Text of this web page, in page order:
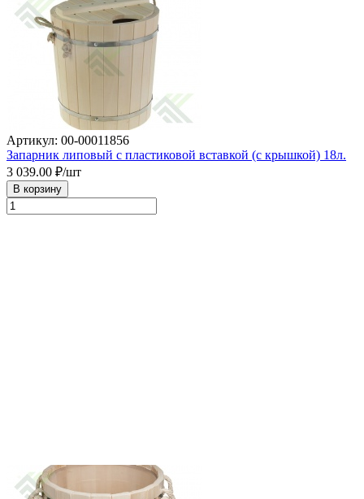
Артикул: 00-00011856
Запарник липовый с пластиковой вставкой (с крышкой) 18л.
3 039.00 ₽/шт
В корзину